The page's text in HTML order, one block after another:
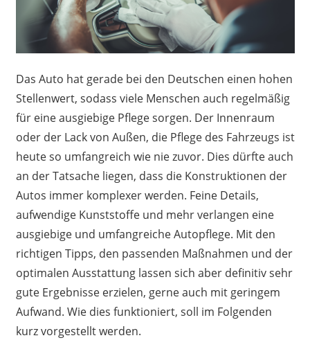
Das Auto hat gerade bei den Deutschen einen hohen
Stellenwert, sodass viele Menschen auch regelmäßig
für eine ausgiebige Pflege sorgen. Der Innenraum
oder der Lack von Außen, die Pflege des Fahrzeugs ist
heute so umfangreich wie nie zuvor. Dies dürfte auch
an der Tatsache liegen, dass die Konstruktionen der
Autos immer komplexer werden. Feine Details,
aufwendige Kunststoffe und mehr verlangen eine
ausgiebige und umfangreiche Autopflege. Mit den
richtigen Tipps, den passenden Maßnahmen und der
optimalen Ausstattung lassen sich aber definitiv sehr
gute Ergebnisse erzielen, gerne auch mit geringem
Aufwand. Wie dies funktioniert, soll im Folgenden
kurz vorgestellt werden.